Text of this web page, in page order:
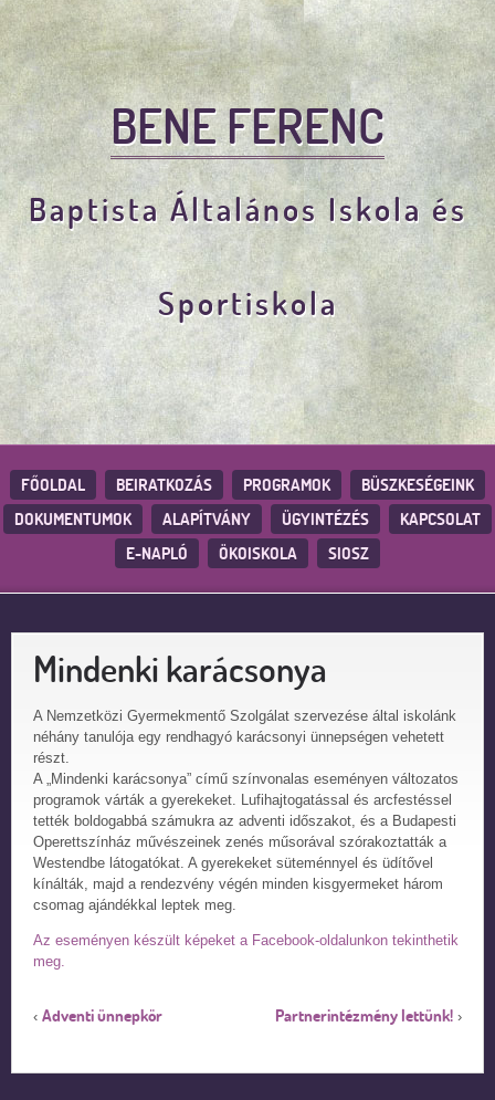
BENE FERENC
Baptista Általános Iskola és
Sportiskola
FŐOLDAL BEIRATKOZÁS PROGRAMOK
BÜSZKESÉGEINK
DOKUMENTUMOK
ALAPÍTVÁNY ÜGYINTÉZÉS
KAPCSOLAT
E-NAPLÓ
ÖKOISKOLA SIOSZ
Mindenki karácsonya
A Nemzetközi Gyermekmentő Szolgálat szervezése által iskolánk
néhány tanulója egy rendhagyó karácsonyi ünnepségen vehetett
részt.
A „Mindenki karácsonya” című színvonalas eseményen változatos
programok várták a gyerekeket. Lufihajtogatással és arcfestéssel
tették boldogabbá számukra az adventi időszakot, és a Budapesti
Operettszínház művészeinek zenés műsorával szórakoztatták a
Westendbe látogatókat. A gyerekeket süteménnyel és üdítővel
kínálták, majd a rendezvény végén minden kisgyermeket három
csomag ajándékkal leptek meg.
Az eseményen készült képeket a Facebook-oldalunkon tekinthetik
meg.
‹ Adventi ünnepkör Partnerintézmény lettünk! ›